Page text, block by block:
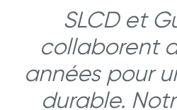
SLCD et
collaborent
années pour
durable.